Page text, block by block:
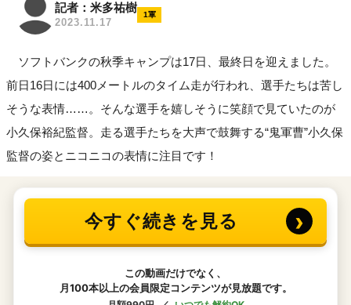
記者：米多祐樹
2023.11.17
1軍
ソフトバンクの秋季キャンプは17日、最終日を迎えました。
前日16日には400メートルのタイム走が行われ、選手たちは苦し
そうな表情……。そんな選手を嬉しそうに笑顔で見ていたのが
小久保裕紀監督。走る選手たちを大声で鼓舞する“鬼軍曹”小久保
監督の姿とニコニコの表情に注目です！